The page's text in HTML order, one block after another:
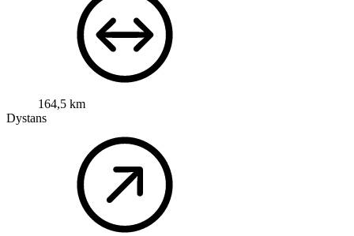
164,5 km
Dystans